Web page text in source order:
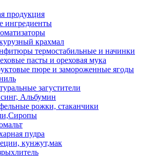
продукция
ингредиенты
крахмал
термостабильные и начинки
пасты и ореховая мука
пюре и замороженные ягоды
загустители
Альбумин
рожки, стаканчики
пудра
кунжут,мак